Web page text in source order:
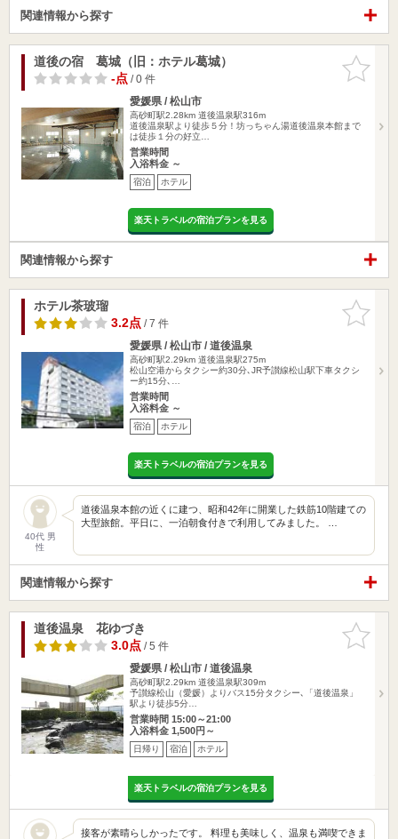
関連情報から探す
お気に入
りに追加
道後の宿 葛城（旧：ホテル葛城）
-点/ 0 件
愛媛県 / 松山市
高砂町駅2.28km 道後温泉駅316m
道後温泉駅より徒歩５分！坊っちゃん湯道後温泉本館まで
は徒歩１分の好立…
営業時間
入浴料金 ～
宿泊 ホテル
楽天トラベルの宿泊プランを見る
関連情報から探す
お気に入
りに追加
ホテル茶玻瑠
3.2点/ 7 件
愛媛県 / 松山市 / 道後温泉
高砂町駅2.29km 道後温泉駅275m
松山空港からタクシー約30分､JR予讃線松山駅下車タクシ
ー約15分､…
営業時間
入浴料金 ～
宿泊 ホテル
楽天トラベルの宿泊プランを見る
40代 男
性
道後温泉本館の近くに建つ、昭和42年に開業した鉄筋10階建ての
大型旅館。平日に、一泊朝食付きで利用してみました。 …
関連情報から探す
お気に入
りに追加
道後温泉 花ゆづき
3.0点/ 5 件
愛媛県 / 松山市 / 道後温泉
高砂町駅2.29km 道後温泉駅309m
予讃線松山（愛媛）よりバス15分タクシー､「道後温泉」
駅より徒歩5分…
営業時間 15:00～21:00
入浴料金 1,500円～
日帰り 宿泊 ホテル
楽天トラベルの宿泊プランを見る
接客が素晴らしかったです。 料理も美味しく、温泉も満喫できま